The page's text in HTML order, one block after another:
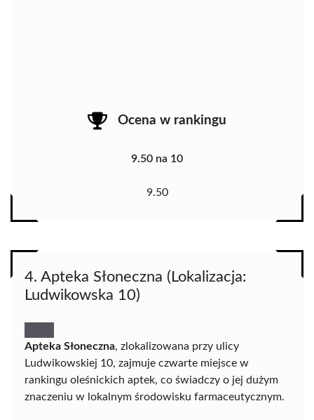
Ocena w rankingu
9.50 na 10
9.50
4. Apteka Słoneczna (Lokalizacja:
Ludwikowska 10)
Apteka Słoneczna, zlokalizowana przy ulicy
Ludwikowskiej 10, zajmuje czwarte miejsce w
rankingu oleśnickich aptek, co świadczy o jej dużym
znaczeniu w lokalnym środowisku farmaceutycznym.